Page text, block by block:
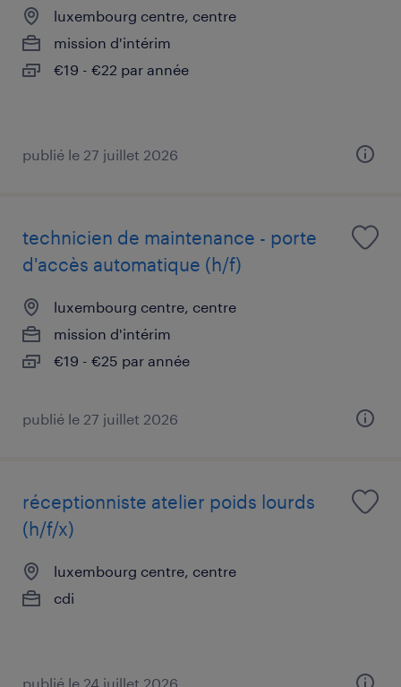
luxembourg centre, centre
mission d'intérim
€19 - €22 par année
publié le 27 juillet 2026
technicien de maintenance - porte
d'accès automatique (h/f)
luxembourg centre, centre
mission d'intérim
€19 - €25 par année
publié le 27 juillet 2026
réceptionniste atelier poids lourds
(h/f/x)
luxembourg centre, centre
cdi
publié le 24 juillet 2026